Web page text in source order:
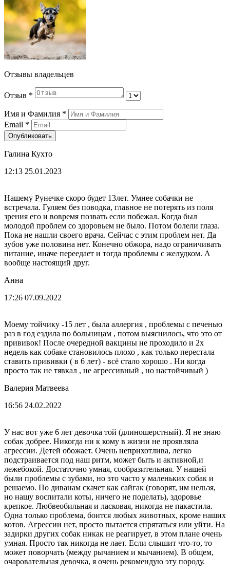
Отзывы владельцев
Отзыв *
Имя и Фамилия *
Email *
Опубликовать
Галина Кухто
12:13 25.01.2023
Нашему Рунечке скоро будет 13лет. Умнее собачки не
встречала. Гуляем без поводка, главное не потерять из поля
зрения его и вовремя позвать если побежал. Когда был
молодой проблем со здоровьем не было. Потом болели глаза.
Пока не нашли своего врача. Сейчас с этим проблем нет. Да
зубов уже половина нет. Конечно обжора, надо ограничивать
питание, иначе переедает и тогда проблемы с желудком. А
вообще настоящий друг.
Анна
17:26 07.09.2022
Моему тойчику -15 лет , была аллергия , проблемы с печенью
раз в год ездила по больницам , потом выяснилось, что это от
прививок! После очередной вакцины не проходило и 2х
недель как собаке становилось плохо , как только перестала
ставить прививки ( в 6 лет) - всё стало хорошо . Ни когда
просто так не тявкал , не агрессивный , но настойчивый )
Валерия Матвеева
16:56 24.02.2022
У нас вот уже 6 лет девочка той (длиношерстный). Я не знаю
собак добрее. Никогда ни к кому в жизни не проявляла
агрессии. Детей обожает. Очень неприхотлива, легко
подстраивается под наш ритм, может быть и активной,и
лежебокой. Достаточно умная, сообразительная. У нашей
были проблемы с зубами, но это часто у маленьких собак и
решаемо. По диванам скачет как сайгак (говорят, им нельзя,
но нашу воспитали коты, ничего не поделать), здоровье
крепкое. Любвеобильная и ласковая, никогда не пакастила.
Одна только проблема, боится любых животных, кроме наших
котов. Агрессии нет, просто пытается спрятаться или уйти. На
задирки других собак никак не реагирует, в этом плане очень
умная. Просто так никогда не лает. Если слышит что-то, то
может поворчать (между рычанием и мычанием). В общем,
очаровательная девочка, я очень рекомендую эту породу.